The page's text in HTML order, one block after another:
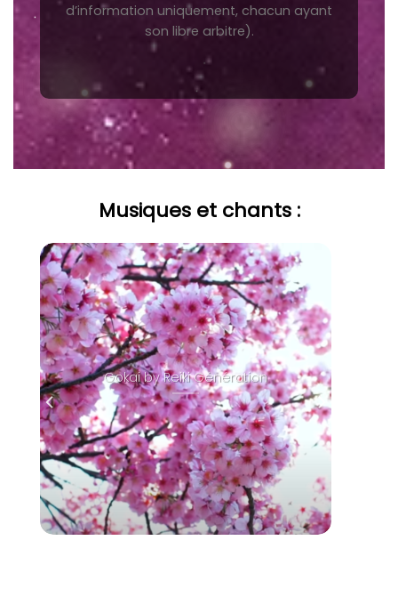
d’information uniquement, chacun ayant
son libre arbitre).
Musiques et chants :
Gokai by Reiki Génération